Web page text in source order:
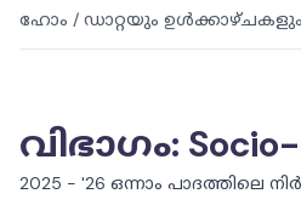
ഹോം / ഡാറ്റയും ഉൾക്കാഴ്ചകളും
വിഭാഗം:
2025 - '26 ഒന്നാം പാദത്തിലെ